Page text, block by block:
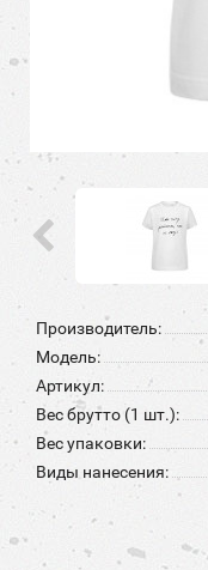
Производитель:
Модель:
Артикул:
Вес брутто (1 шт.):
Вес упаковки:
Виды нанесения: